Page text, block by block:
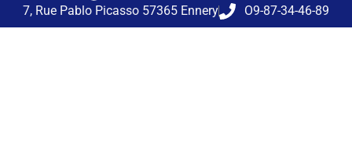
7, Rue Pablo Picasso 57365 Ennery
O9-87-34-46-89